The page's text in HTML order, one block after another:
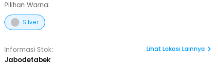
Pilihan Warna:
Silver
Informasi Stok:
Jabodetabek
Lihat Lokasi Lainnya